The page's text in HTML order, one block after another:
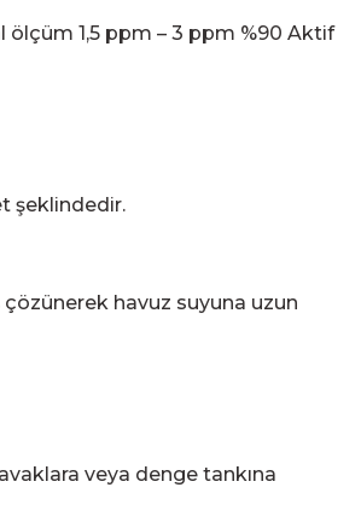
ölçüm 1,5 ppm – 3 ppm %90 Aktif
şeklindedir.
çözünerek havuz suyuna uzun
veya denge tankına